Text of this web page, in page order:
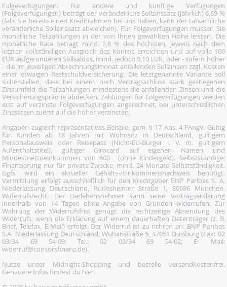
Folgeverfügungen: Für andere und künftige Verfügungen
(Folgeverfügungen) beträgt der veränderliche Sollzinssatz (jährlich) 6,69 %
(falls Sie bereits einen Kreditrahmen bei uns haben, kann der tatsächliche
veränderliche Sollzinssatz abweichen). Für Folgeverfügungen müssen Sie
monatliche Teilzahlungen in der von Ihnen gewählten Höhe leisten. Die
monatliche Rate beträgt mind. 2,8 % des höchsten, jeweils nach dem
letzten vollständigen Ausgleich des Kontos erreichten und auf volle 100
EUR aufgerundeten Sollsaldos, mind. jedoch 9,10 EUR, oder - sofern höher
- die im jeweiligen Abrechnungsmonat anfallenden Sollzinsen zzgl. Kosten
einer etwaigen Restschuldversicherung. Die letztgenannte Variante soll
sicherstellen, dass bei einem nach Vertragsschluss stark gestiegenen
Zinsumfeld die Teilzahlungen mindestens die anfallenden Zinsen und die
Versicherungsprämie abdecken. Zahlungen für Folgeverfügungen werden
erst auf verzinste Folgeverfügungen angerechnet, bei unterschiedlichen
Zinssätzen zuerst auf die höher verzinsten.
Angaben zugleich repräsentatives Beispiel gem. § 17 Abs. 4 PAngV. Gültig
für Kunden ab 18 Jahren mit Wohnsitz in Deutschland, gültigem
Personalausweis oder Reisepass (Nicht-EU-Bürger i. V. m. gültigem
Aufenthaltstitel), gültiger Girocard auf eigenen Namen und
Mindestnettoeinkommen von 603  (ohne Kindergeld). Selbstständige:
Finanzierung nur für private Zwecke, mind. 24 Monate Selbstständigkeit.
Ggfs. wird ein aktueller Gehalts-/Einkommensnachweis benötigt.
Vermittlung erfolgt ausschließlich für den Kreditgeber BNP Paribas S. A.
Niederlassung Deutschland, Rüdesheimer Straße 1, 80686 München.
Widerrufsrecht: Der Darlehensnehmer kann seine Vertragserklärung
innerhalb von 14 Tagen ohne Angabe von Gründen widerrufen. Zur
Wahrung der Widerrufsfrist genügt die rechtzeitige Absendung des
Widerrufs, wenn die Erklärung auf einem dauerhaften Datenträger (z. B.
Brief, Telefax, E-Mail) erfolgt. Der Widerruf ist zu richten an: BNP Paribas
S.A. Niederlassung Deutschland, Wuhanstraße 5, 47051 Duisburg (Fax: 02
03/34 69 54-09; Tel.: 02 03/34 69 54-02; E- Mail:
widerruf@consorsfinanz.de).
Nutze unser Midnight-Shopping und bestelle versandkostenfrei.
Genauere Infos findest du hier.